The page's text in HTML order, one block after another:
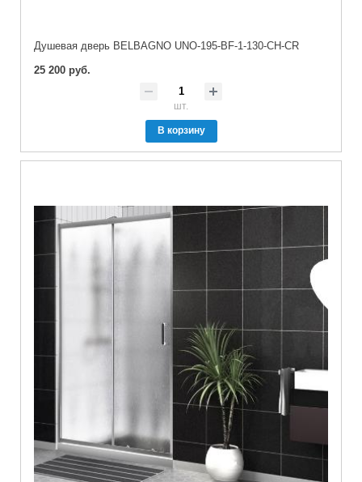
Душевая дверь BELBAGNO UNO-195-BF-1-130-CH-CR
25 200 руб.
шт.
В корзину